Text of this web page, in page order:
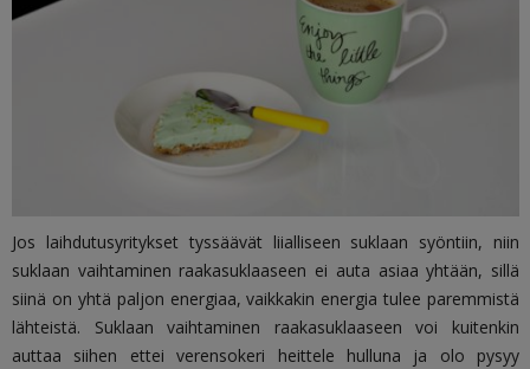
Jos laihdutusyritykset tyssäävät liialliseen suklaan syöntiin, niin
suklaan vaihtaminen raakasuklaaseen ei auta asiaa yhtään, sillä
siinä on yhtä paljon energiaa, vaikkakin energia tulee paremmistä
lähteistä. Suklaan vaihtaminen raakasuklaaseen voi kuitenkin
auttaa siihen ettei verensokeri heittele hulluna ja olo pysyy